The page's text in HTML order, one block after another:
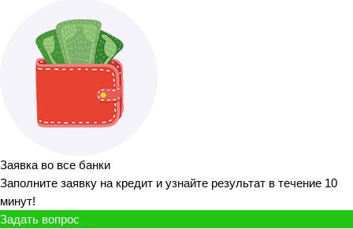
Заявка во все банки
Заполните заявку на кредит и узнайте результат в течение 10
минут!
Задать вопрос